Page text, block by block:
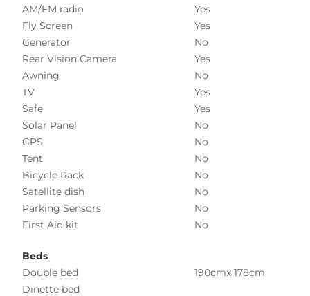
AM/FM radio
Yes
Fly Screen
Yes
Generator
No
Rear Vision Camera
Yes
Awning
No
TV
Yes
Safe
Yes
Solar Panel
No
GPS
No
Tent
No
Bicycle Rack
No
Satellite dish
No
Parking Sensors
No
First Aid kit
No
Beds
Double bed
190cmx 178cm
Dinette bed